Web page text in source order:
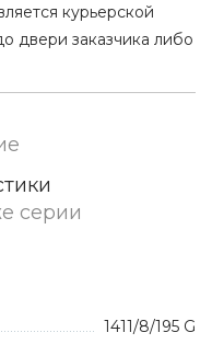
курьерской
двери заказчика либо
серии
1411/8/195 G